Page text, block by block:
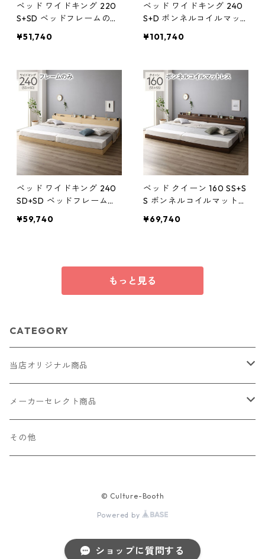
ベッド ワイドキング 220
S+SD ベッドフレームのみ
低床 宮付き 棚付き 宮棚付
ト付 照明付 すのこ ベット
連結ベッド すのこベッド
ローベッド ベッドフレー
ム フロアベッド 寝具
¥51,740
ベッド ワイドキング 240
S+D ボンネルコイルマッ
ータイプ 低床 宮付き 棚付
コンセント付 照明付 すの
こ ベット 連結ベッド すの
こベッド ローベッド ベッ
ドフレーム フロアベッド
寝具
¥101,740
ベッド ワイドキング 240
SD+SD ベッドフレームの
イプ 低床 宮付き 棚付き 宮
ッド ローベッド ベッドフ
レーム フロアベッド 寝具
¥59,740
ベッド クイーン 160 SS+S
S ボンネルコイルマットレ
イプ 低床 宮付き 棚付き 宮
ッド ローベッド ベッドフ
レーム フロアベッド 寝具
¥69,740
もっと見る
CATEGORY
当店オリジナル商品
レザー（革）
ロングウォレット
ストラップ
ドール服 27cm用
メーカーセレクト商品
財布・キーケース・カードケース
カードケース・名刺入れ
ネックレス・ペンダント
その他
© Culture-Booth
Powered by
ショップに質問する